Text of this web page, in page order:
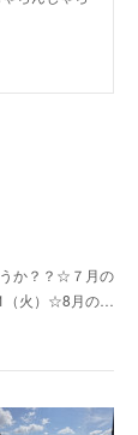
か？？☆７月の
（火）☆8月の…